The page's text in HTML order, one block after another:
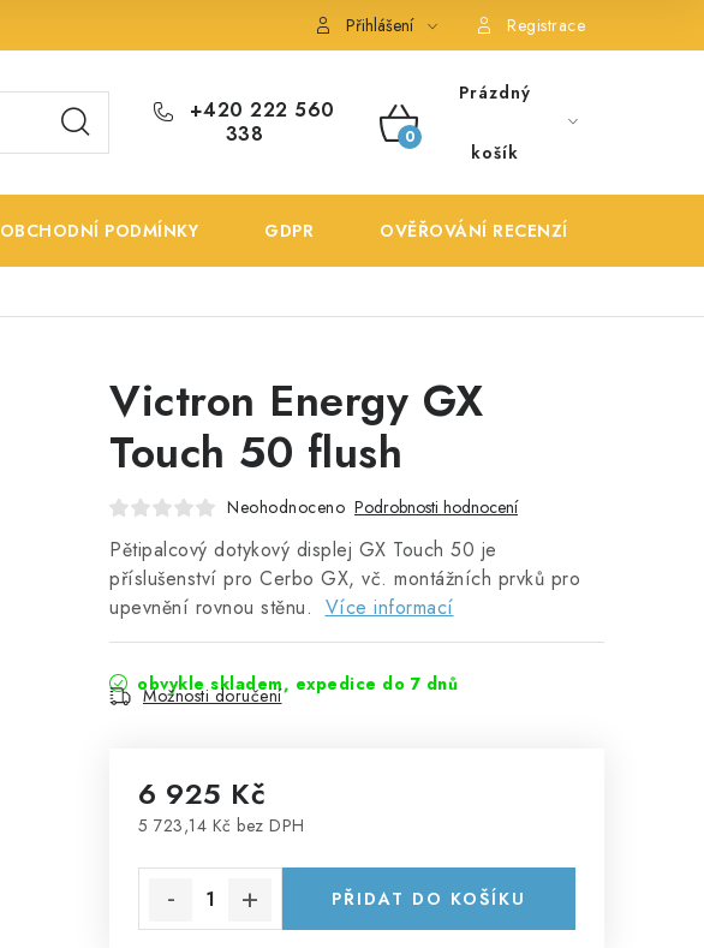
POŠTOVNÉ A DOPRAVA OBCHODNÍ PODMÍNKY
Přihlášení Registrace
+420 222 560
338
NÁKUPNÍ
Prázdný
košík
OBCHODNÍ PODMÍNKY GDPR OVĚŘOVÁNÍ RECENZÍ
Victron Energy GX
Touch 50 flush
Neohodnoceno Podrobnosti hodnocení
Pětipalcový dotykový displej GX Touch 50 je
příslušenství pro Cerbo GX, vč. montážních prvků pro
upevnění rovnou stěnu. Více informací
obvykle skladem, expedice do 7 dnů
Možnosti doručení
6 925 Kč
5 723,14 Kč bez DPH
PŘIDAT DO KOŠÍKU